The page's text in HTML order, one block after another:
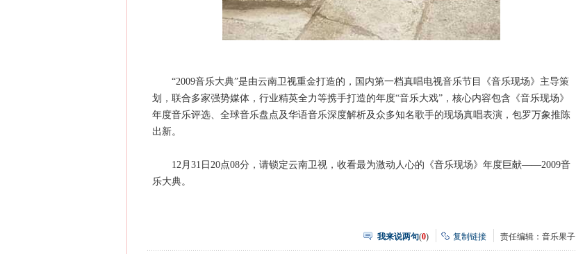
“2009音乐大典”是由云南卫视重金打造的，国内第一档真唱电视音乐节目《音乐现场》主导策
划，联合多家强势媒体，行业精英全力等携手打造的年度“音乐大戏”，核心内容包含《音乐现场》
年度音乐评选、全球音乐盘点及华语音乐深度解析及众多知名歌手的现场真唱表演，包罗万象推陈
出新。
12月31日20点08分，请锁定云南卫视，收看最为激动人心的《音乐现场》年度巨献——2009音
乐大典。
我来说两句(0) 复制链接 责任编辑：音乐果子